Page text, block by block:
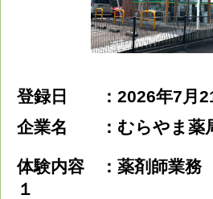
登録日
2026年7月
企業名
むらやま薬
体験内容
１
薬剤師業務